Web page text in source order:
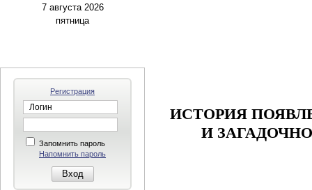
7 августа 2026
пятница
Регистрация
Запомнить пароль
Напомнить пароль
ИСТОРИЯ
И